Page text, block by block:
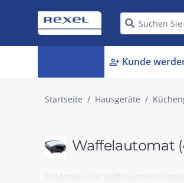
person_add Kunde
Startseite Hausgeräte
Waffelautomat
Entdecken Sie Waffelautomat